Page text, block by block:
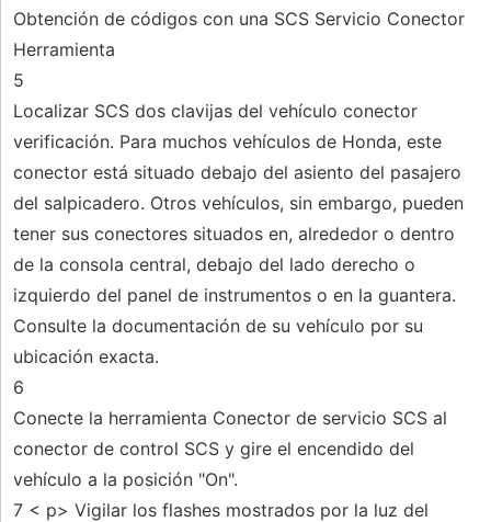
Obtención de códigos con una SCS Servicio Conector
Herramienta
5
Localizar SCS dos clavijas del vehículo conector
verificación. Para muchos vehículos de Honda, este
conector está situado debajo del asiento del pasajero
del salpicadero. Otros vehículos, sin embargo, pueden
tener sus conectores situados en, alrededor o dentro
de la consola central, debajo del lado derecho o
izquierdo del panel de instrumentos o en la guantera.
Consulte la documentación de su vehículo por su
ubicación exacta.
6
Conecte la herramienta Conector de servicio SCS al
conector de control SCS y gire el encendido del
vehículo a la posición "On".
7 < p> Vigilar los flashes mostrados por la luz del